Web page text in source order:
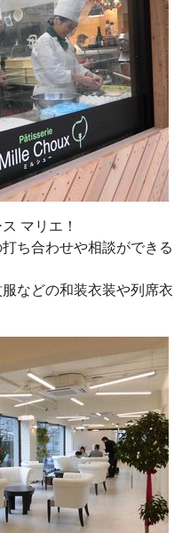
マリエ！
ち合わせや相談ができる
などの和装衣装や列席衣